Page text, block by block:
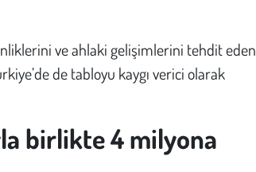
ve ahlaki gelişimlerini tehdit eden
de tabloyu kaygı verici olarak
birlikte 4 milyona